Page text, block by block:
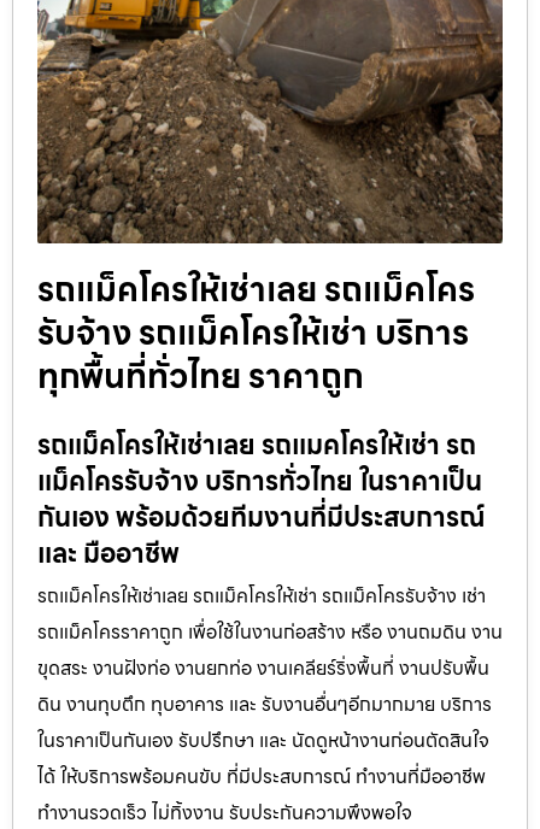
รถแม็คโครให้เช่าเลย รถแม็คโคร
รับจ้าง รถแม็คโครให้เช่า บริการ
ทุกพื้นที่ทั่วไทย ราคาถูก
รถแม็คโครให้เช่าเลย รถแมคโครให้เช่า รถ
แม็คโครรับจ้าง บริการทั่วไทย ในราคาเป็น
กันเอง พร้อมด้วยทีมงานที่มีประสบการณ์
และ มืออาชีพ
รถแม็คโครให้เช่าเลย รถแม็คโครให้เช่า รถแม็คโครรับจ้าง เช่า
รถแม็คโครราคาถูก เพื่อใช้ในงานก่อสร้าง หรือ งานถมดิน งาน
ขุดสระ งานฝังท่อ งานยกท่อ งานเคลียร์ริ่งพื้นที่ งานปรับพื้น
ดิน งานทุบตึก ทุบอาคาร และ รับงานอื่นๆอีกมากมาย บริการ
ในราคาเป็นกันเอง รับปรึกษา และ นัดดูหน้างานก่อนตัดสินใจ
ได้ ให้บริการพร้อมคนขับ ที่มีประสบการณ์ ทำงานที่มืออาชีพ
ทำงานรวดเร็ว ไม่ทิ้งงาน รับประกันความพึงพอใจ